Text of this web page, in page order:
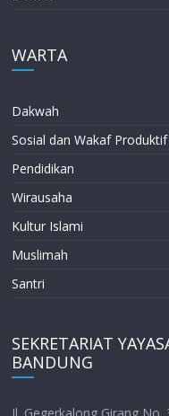
WARTA
Dakwah
Sosial dan Wakaf Produktif
Pendidikan
Wirausaha
Kultur Islami
Muslimah
Santri
SEKRETARIAT
BANDUNG